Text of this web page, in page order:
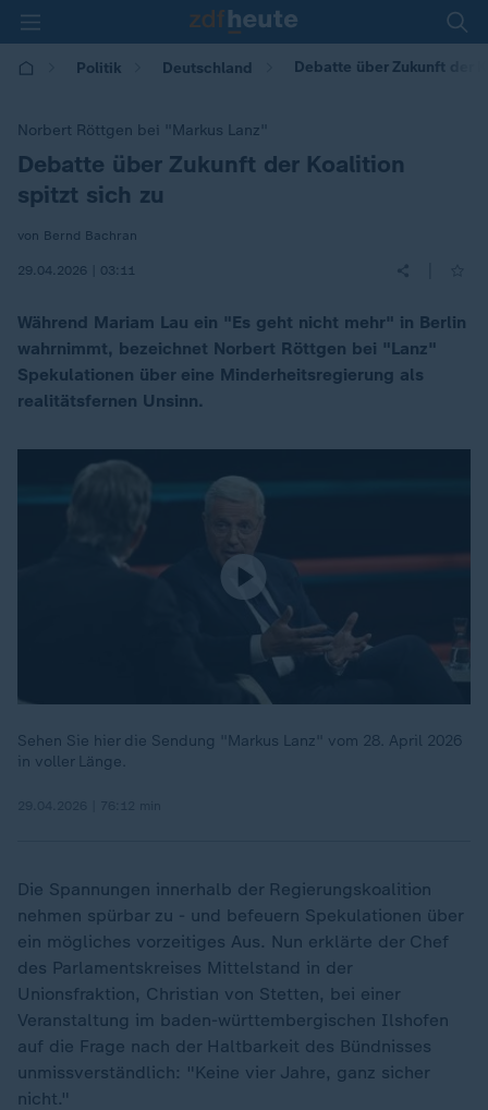
Politik Deutschland Debatte über Zukunft der
Norbert Röttgen bei "Markus Lanz"
:Debatte über Zukunft der Koalition
spitzt sich zu
von Bernd Bachran
29.04.2026 | 03:11
Während Mariam Lau ein "Es geht nicht mehr" in Berlin
wahrnimmt, bezeichnet Norbert Röttgen bei "Lanz"
Spekulationen über eine Minderheitsregierung als
realitätsfernen Unsinn.
Sehen Sie hier die Sendung "Markus Lanz" vom 28. April 2026
in voller Länge.
Die Spannungen innerhalb der Regierungskoalition
nehmen spürbar zu - und befeuern Spekulationen über
ein mögliches vorzeitiges Aus. Nun erklärte der Chef
des Parlamentskreises Mittelstand in der
Unionsfraktion, Christian von Stetten, bei einer
Veranstaltung im baden-württembergischen Ilshofen
auf die Frage nach der Haltbarkeit des Bündnisses
unmissverständlich: "Keine vier Jahre, ganz sicher
nicht."